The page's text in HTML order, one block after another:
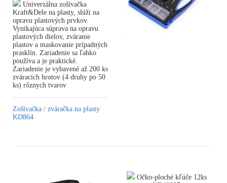
Univerzálna zošívačka
Kraft&Dele na plasty, slúži na
opravu plastových prvkov.
Vynikajúca súprava na opravu
plastových dielov, zváranie
plastov a maskovanie prípadných
prasklín. Zariadenie sa ľahko
používa a je praktické.
Zariadenie je vybavené až 200 ks
zváracích hrotov (4 druhy po 50
ks) rôznych tvarov
Zošívačka / zváračka na plasty
KD864
Očko-ploché kľúče 12ks